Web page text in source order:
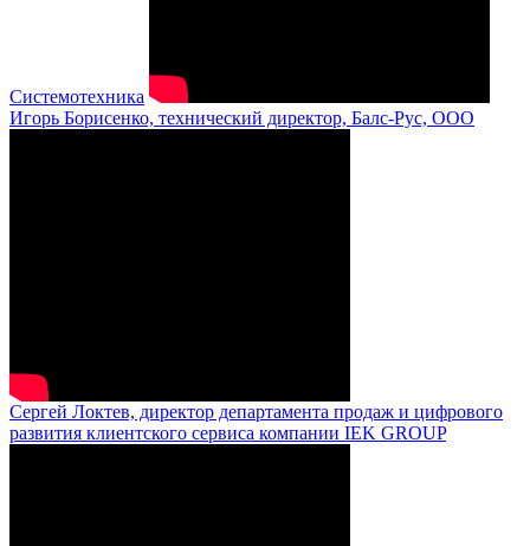
Системотехника
Игорь Борисенко, технический директор, Балс-Рус, ООО
Сергей Локтев, директор департамента продаж и цифрового
развития клиентского сервиса компании IEK GROUP